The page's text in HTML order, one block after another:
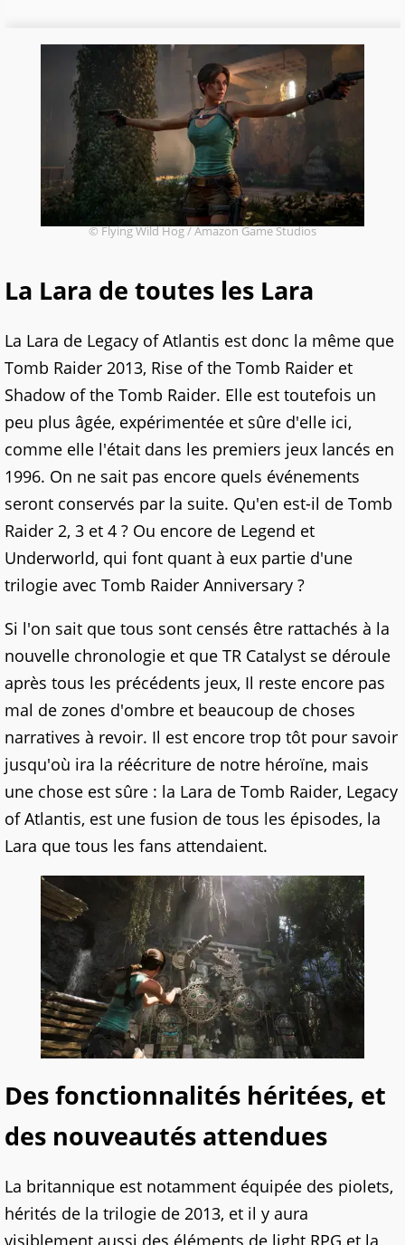
© Flying Wild Hog / Amazon Game Studios
La Lara de toutes les Lara
La Lara de Legacy of Atlantis est donc la même que
Tomb Raider 2013, Rise of the Tomb Raider et
Shadow of the Tomb Raider. Elle est toutefois un
peu plus âgée, expérimentée et sûre d'elle ici,
comme elle l'était dans les premiers jeux lancés en
1996. On ne sait pas encore quels événements
seront conservés par la suite. Qu'en est-il de Tomb
Raider 2, 3 et 4 ? Ou encore de Legend et
Underworld, qui font quant à eux partie d'une
trilogie avec Tomb Raider Anniversary ?
Si l'on sait que tous sont censés être rattachés à la
nouvelle chronologie et que TR Catalyst se déroule
après tous les précédents jeux, Il reste encore pas
mal de zones d'ombre et beaucoup de choses
narratives à revoir. Il est encore trop tôt pour savoir
jusqu'où ira la réécriture de notre héroïne, mais
une chose est sûre : la Lara de Tomb Raider, Legacy
of Atlantis, est une fusion de tous les épisodes, la
Lara que tous les fans attendaient.
Des fonctionnalités héritées, et
des nouveautés attendues
La britannique est notamment équipée des piolets,
hérités de la trilogie de 2013, et il y aura
visiblement aussi des éléments de light RPG et la